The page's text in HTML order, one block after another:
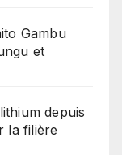
Gambu
et
depuis
la filière